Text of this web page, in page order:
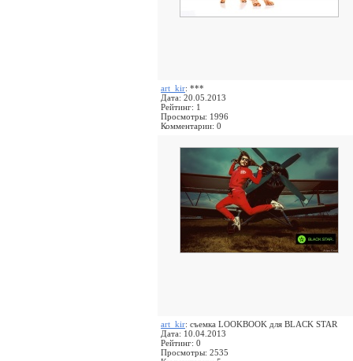
art_kir: ***
Дата: 20.05.2013
Рейтинг: 1
Просмотры: 1996
Комментарии: 0
art_kir: съемка LOOKBOOK для BLACK STAR
Дата: 10.04.2013
Рейтинг: 0
Просмотры: 2535